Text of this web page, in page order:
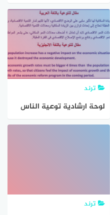
السكانية على توفر العناصر
والمركبات الكيميائية في
الأنشطة المختلفة وزيادة
الانبعاثات الحرارية
ترند
لوحة ارشادية توعية الناس
عن الزيادة السكانية باللغة
ترند